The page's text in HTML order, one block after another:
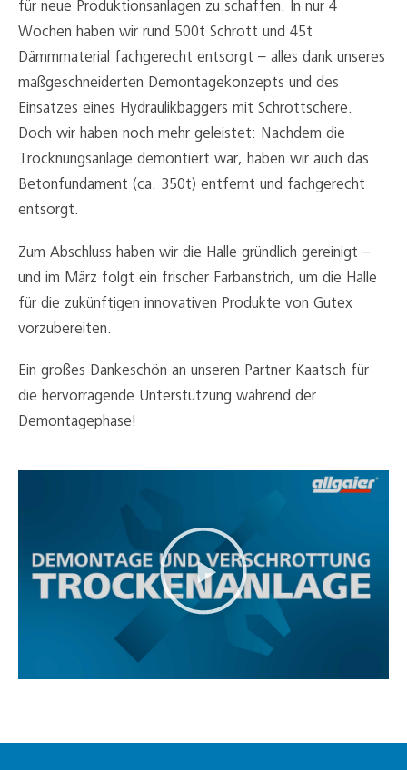
für neue Produktionsanlagen zu schaffen. In nur 4
Wochen haben wir rund 500t Schrott und 45t
Dämmmaterial fachgerecht entsorgt – alles dank unseres
maßgeschneiderten Demontagekonzepts und des
Einsatzes eines Hydraulikbaggers mit Schrottschere.
Doch wir haben noch mehr geleistet: Nachdem die
Trocknungsanlage demontiert war, haben wir auch das
Betonfundament (ca. 350t) entfernt und fachgerecht
entsorgt.
Zum Abschluss haben wir die Halle gründlich gereinigt –
und im März folgt ein frischer Farbanstrich, um die Halle
für die zukünftigen innovativen Produkte von Gutex
vorzubereiten.
Ein großes Dankeschön an unseren Partner Kaatsch für
die hervorragende Unterstützung während der
Demontagephase!